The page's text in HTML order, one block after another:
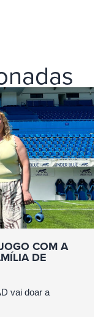
COM A
DE
vai doar a